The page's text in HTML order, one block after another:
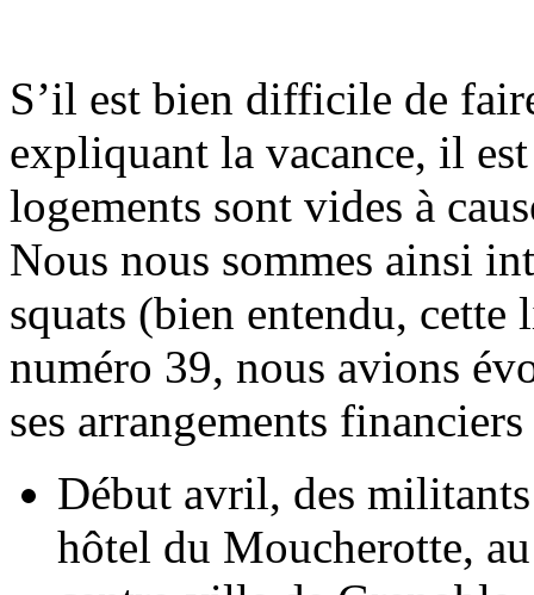
S’il est bien difficile de
expliquant la vacance, il
logements sont vides à
Nous nous sommes ainsi
squats (bien entendu, cette
numéro 39, nous avions
ses arrangements
Début avril, des
hôtel du Moucherotte,